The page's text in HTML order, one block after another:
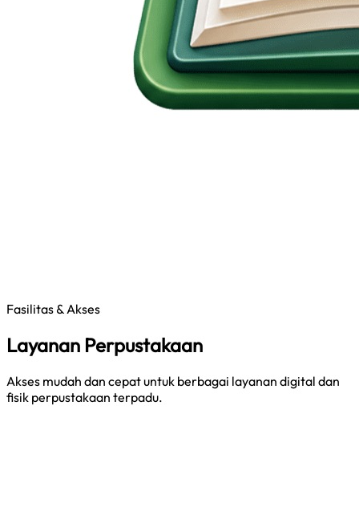
Fasilitas & Akses
Layanan Perpustakaan
Akses mudah dan cepat untuk berbagai layanan digital dan
fisik perpustakaan terpadu.